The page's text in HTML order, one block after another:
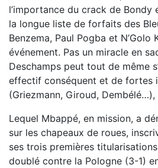
l’importance du crack de Bondy
la longue liste de forfaits des
Benzema, Paul Pogba et N’Golo
événement. Pas un miracle en
Deschamps peut tout de même
effectif conséquent et de fortes
(Griezmann, Giroud, Dembélé…),
Lequel Mbappé, en mission, a
sur les chapeaux de roues,
ses trois premières
doublé contre la Pologne (3-1)